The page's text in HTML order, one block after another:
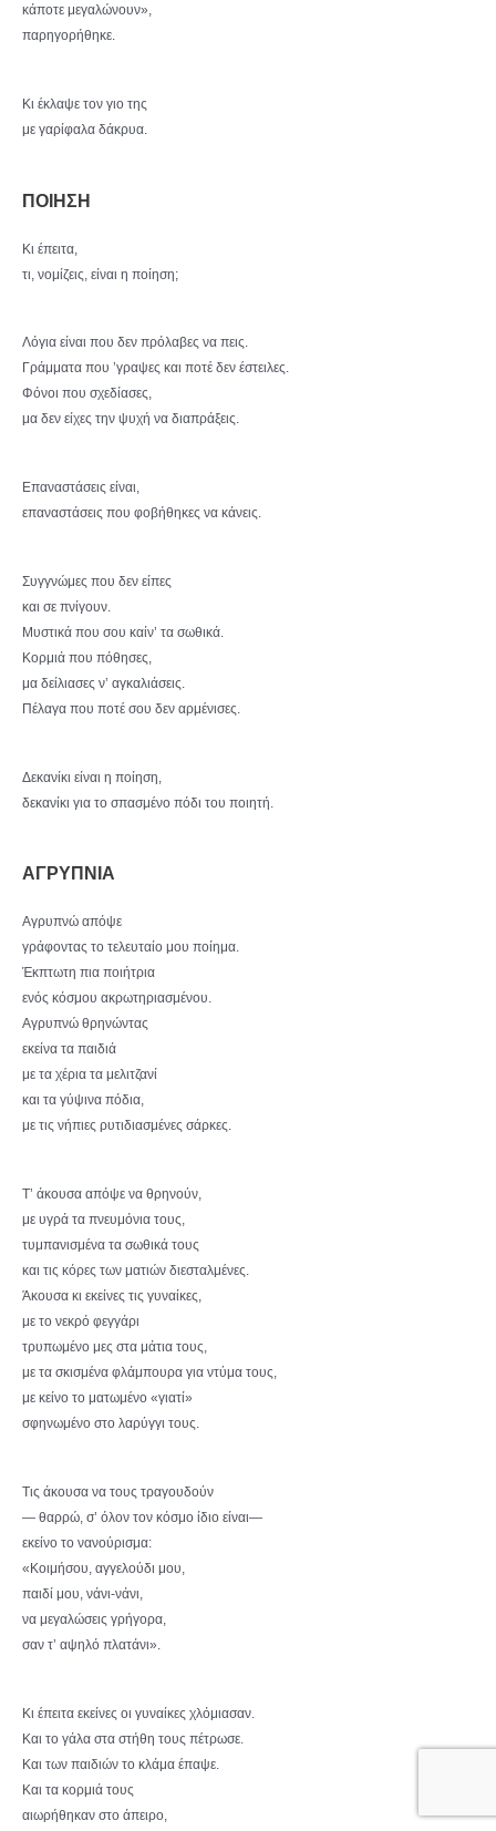
κάποτε μεγαλώνουν»,
παρηγορήθηκε.
Κι έκλαψε τον γιο της
με γαρίφαλα δάκρυα.
ΠΟΙΗΣΗ
Κι έπειτα,
τι, νομίζεις, είναι η ποίηση;
Λόγια είναι που δεν πρόλαβες να πεις.
Γράμματα που ’γραψες και ποτέ δεν έστειλες.
Φόνοι που σχεδίασες,
μα δεν είχες την ψυχή να διαπράξεις.
Επαναστάσεις είναι,
επαναστάσεις που φοβήθηκες να κάνεις.
Συγγνώμες που δεν είπες
και σε πνίγουν.
Μυστικά που σου καίν’ τα σωθικά.
Κορμιά που πόθησες,
μα δείλιασες ν’ αγκαλιάσεις.
Πέλαγα που ποτέ σου δεν αρμένισες.
Δεκανίκι είναι η ποίηση,
δεκανίκι για το σπασμένο πόδι του ποιητή.
ΑΓΡΥΠΝΙΑ
Αγρυπνώ απόψε
γράφοντας το τελευταίο μου ποίημα.
Έκπτωτη πια ποιήτρια
ενός κόσμου ακρωτηριασμένου.
Αγρυπνώ θρηνώντας
εκείνα τα παιδιά
με τα χέρια τα μελιτζανί
και τα γύψινα πόδια,
με τις νήπιες ρυτιδιασμένες σάρκες.
Τ’ άκουσα απόψε να θρηνούν,
με υγρά τα πνευμόνια τους,
τυμπανισμένα τα σωθικά τους
και τις κόρες των ματιών διεσταλμένες.
Άκουσα κι εκείνες τις γυναίκες,
με το νεκρό φεγγάρι
τρυπωμένο μες στα μάτια τους,
με τα σκισμένα φλάμπουρα για ντύμα τους,
με κείνο το ματωμένο «γιατί»
σφηνωμένο στο λαρύγγι τους.
Τις άκουσα να τους τραγουδούν
— θαρρώ, σ’ όλον τον κόσμο ίδιο είναι—
εκείνο το νανούρισμα:
«Κοιμήσου, αγγελούδι μου,
παιδί μου, νάνι-νάνι,
να μεγαλώσεις γρήγορα,
σαν τ’ αψηλό πλατάνι».
Κι έπειτα εκείνες οι γυναίκες χλόμιασαν.
Και το γάλα στα στήθη τους πέτρωσε.
Και των παιδιών το κλάμα έπαψε.
Και τα κορμιά τους
αιωρήθηκαν στο άπειρο,